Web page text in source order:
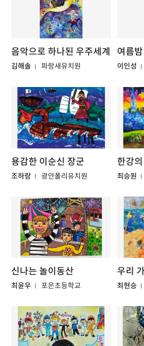
음악으로 하나된 우주세계
김해솔 파랑새유치원
여름밤
이인성
용감한 이순신 장군
조하랑 광안폴리유치원
한강
최승원
신나는 놀이동산
최윤우 포은초등학교 최현승